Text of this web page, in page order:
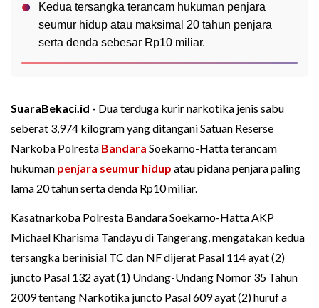
Kedua tersangka terancam hukuman penjara
seumur hidup atau maksimal 20 tahun penjara
serta denda sebesar Rp10 miliar.
SuaraBekaci.id - Dua terduga kurir narkotika jenis sabu
seberat 3,974 kilogram yang ditangani Satuan Reserse
Narkoba Polresta Bandara Soekarno-Hatta terancam
hukuman penjara seumur hidup atau pidana penjara paling
lama 20 tahun serta denda Rp10 miliar.
Kasatnarkoba Polresta Bandara Soekarno-Hatta AKP
Michael Kharisma Tandayu di Tangerang, mengatakan kedua
tersangka berinisial TC dan NF dijerat Pasal 114 ayat (2)
juncto Pasal 132 ayat (1) Undang-Undang Nomor 35 Tahun
2009 tentang Narkotika juncto Pasal 609 ayat (2) huruf a